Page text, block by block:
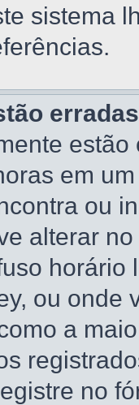
sistema
em
ou
alterar
horário
ou onde
a
no